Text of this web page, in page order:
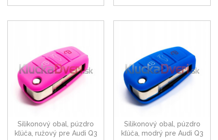
Silikonový obal, púzdro
kľúča, ružový pre Audi Q3
Silikonový obal, púzdro
kľúča, modrý pre Audi Q3